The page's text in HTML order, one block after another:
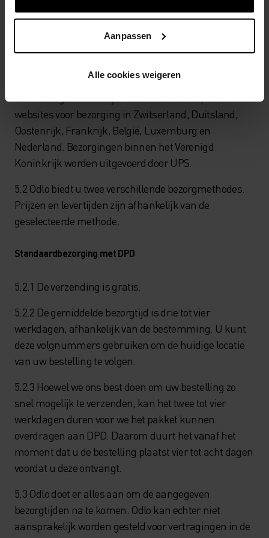
Aanpassen
Alle cookies weigeren
Oostenrijk).
5 Bezorging
5.1 Odlo bezorgt via deze online winkel alleen binnen
het Verenigd Koninkrijk. Gebruik de landspecifieke
websites voor bezorging in Zwitserland, Duitsland,
Oostenrijk, Frankrijk, België, Luxemburg en
Nederland. Bezorgingen binnen het Verenigd
Koninkrijk worden uitgevoerd door UPS.
5.2 Odlo biedt u twee verschillende bezorgmethodes.
Prijzen en levertijden zijn afhankelijk van de
geselecteerde methode.
Standaardbezorging met DPD
5.2.1 De verzending is gratis.
5.2.2 De gemiddelde bezorgtijd is drie tot vier
werkdagen, afhankelijk van de bestemming. U kunt
deze volgnummers gebruiken om de huidige locatie
van uw bestelling te volgen.
5.2.3 Hoewel we ons best doen om uw bestelling zo
snel mogelijk te verzenden, kan het twee tot vier
werkdagen duren voor we het pakket kunnen
overdragen aan DPD. Daarom duurt het vanaf het
moment dat u de bestelling plaatst vier tot acht dagen
voordat u deze ontvangt.
5.3 Odlo doet er alles aan om de aangegeven
bezorgtijden na te komen. Odlo kan echter niet
aansprakelijk worden gesteld voor vertragingen in de